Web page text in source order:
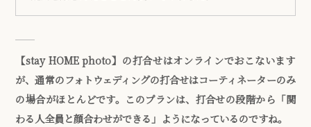
【stay HOME photo】の打合せはオンラインでおこないます
が、通常のフォトウェディングの打合せはコーティネーターのみ
の場合がほとんどです。このプランは、打合せの段階から「関
わる人全員と顔合わせができる」ようになっているのですね。